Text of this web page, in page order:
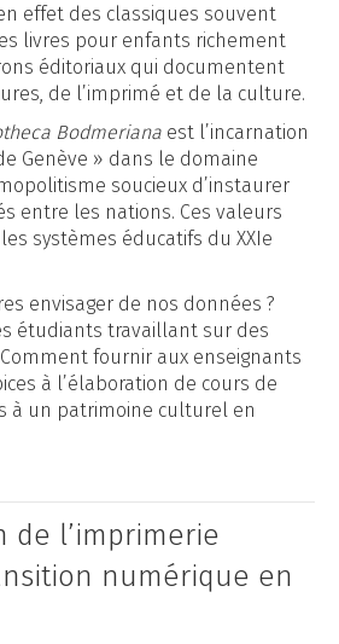
effet des classiques souvent
livres pour enfants richement
éditoriaux qui documentent
de l’imprimé et de la culture.
Bodmeriana est l’incarnation
Genève » dans le domaine
soucieux d’instaurer
entre les nations. Ces valeurs
systèmes éducatifs du XXIe
envisager de nos données ?
étudiants travaillant sur des
fournir aux enseignants
à l’élaboration de cours de
à un patrimoine culturel en
de l’imprimerie
numérique en